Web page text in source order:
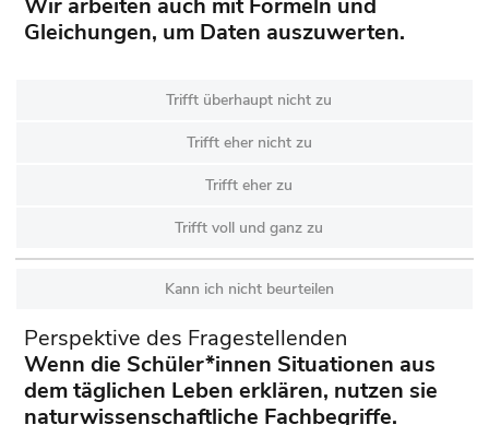
Wir arbeiten auch mit Formeln und
Gleichungen, um Daten auszuwerten.
Trifft überhaupt nicht zu
Trifft eher nicht zu
Trifft eher zu
Trifft voll und ganz zu
Kann ich nicht beurteilen
Perspektive des Fragestellenden
Wenn die Schüler*innen Situationen aus
dem täglichen Leben erklären, nutzen sie
naturwissenschaftliche Fachbegriffe.